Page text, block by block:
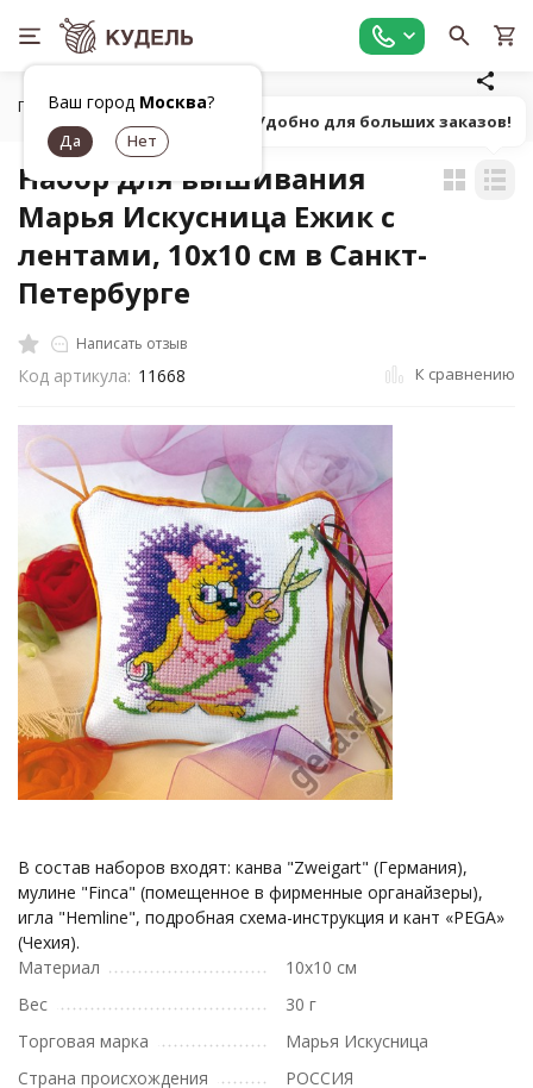
Ваш город Москва?
Главная Товары для вышивания
Набор для вышивания
Марья Искусница Ежик с
лентами, 10х10 см в Санкт-
Петербурге
Написать отзыв
Код артикула: 11668 К сравнению
В состав наборов входят: канва "Zweigart" (Германия),
мулине "Finca" (помещенное в фирменные органайзеры),
игла "Hemline", подробная схема-инструкция и кант «PEGA»
(Чехия).
Материал
10х10 см
Вес
30 г
Торговая марка
Марья Искусница
Страна происхождения
РОССИЯ
Попробуй! Удобно для больших заказов!